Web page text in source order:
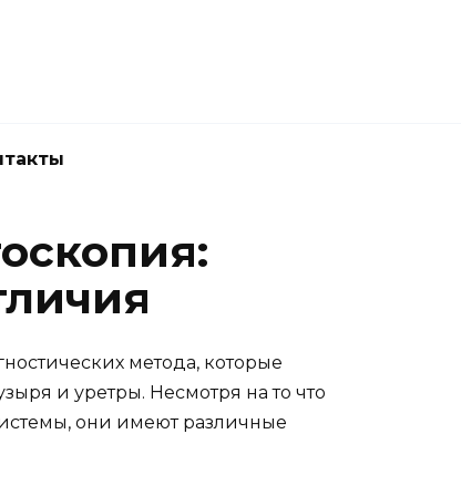
метода, которые
и уретры. Несмотря на то что
они имеют различные